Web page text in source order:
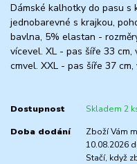
Dámské kalhotky do pasu s
jednobarevné s krajkou,
bavlna, 5% elastan -
vícevel. XL - pas šíře 33
cmvel. XXL - pas šíře 37 cm,
Dostupnost Skladem 2
Doba dodání
Zboží Vám
10.08.2026
Stačí, když